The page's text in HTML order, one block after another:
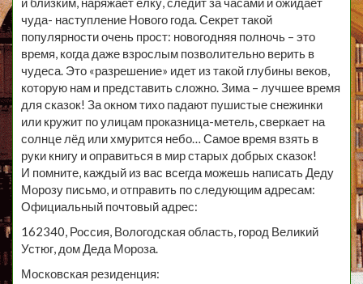
чуда- наступление Нового года. Секрет такой
популярности очень прост: новогодняя полночь – это
время, когда даже взрослым позволительно верить в
чудеса. Это «разрешение» идет из такой глубины веков,
которую нам и представить сложно. Зима – лучшее время
для сказок! За окном тихо падают пушистые снежинки
или кружит по улицам проказница-метель, сверкает на
солнце лёд или хмурится небо… Самое время взять в
руки книгу и оправиться в мир старых добрых сказок!
И помните, каждый из вас всегда можешь написать Деду
Морозу письмо, и отправить по следующим адресам:
Официальный почтовый адрес:
162340, Россия, Вологодская область, город Великий
Устюг, дом Деда Мороза.
Московская резиденция: